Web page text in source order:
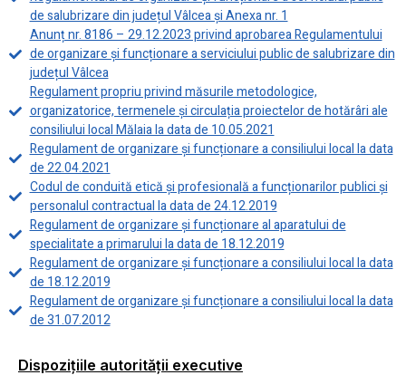
de salubrizare din județul Vâlcea și Anexa nr. 1
Anunț nr. 8186 – 29.12.2023 privind aprobarea Regulamentului
de organizare și funcționare a serviciului public de salubrizare din
județul Vâlcea
Regulament propriu privind măsurile metodologice,
organizatorice, termenele și circulația proiectelor de hotărâri ale
consiliului local Mălaia la data de 10.05.2021
Regulament de organizare și funcționare a consiliului local la data
de 22.04.2021
Codul de conduită etică și profesională a funcționarilor publici și
personalul contractual la data de 24.12.2019
Regulament de organizare și funcționare al aparatului de
specialitate a primarului la data de 18.12.2019
Regulament de organizare și funcționare a consiliului local la data
de 18.12.2019
Regulament de organizare și funcționare a consiliului local la data
de 31.07.2012
Dispozițiile autorității executive